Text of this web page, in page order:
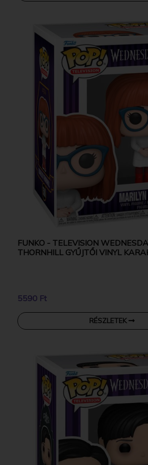
FUNKO - TELEVISION
THORNHILL GYŰJTŐI VINYL
5590 Ft
RÉSZLETEK